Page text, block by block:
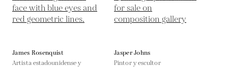
James Rosenquist
Artista estadounidense y
Jasper Johns
Pintor y escultor